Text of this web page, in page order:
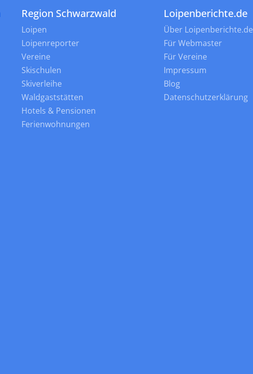
Region Schwarzwald
Loipen
Loipenreporter
Vereine
Skischulen
Skiverleihe
Waldgaststätten
Hotels & Pensionen
Ferienwohnungen
Loipenberichte.de
Über Loipenberichte.de
Für Webmaster
Für Vereine
Impressum
Blog
Datenschutzerklärung